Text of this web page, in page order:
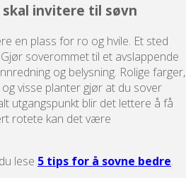
invitere til søvn
en plass for ro og hvile. Et sted
soverommet til et avslappende
og belysning. Rolige farger,
visse planter gjør at du sover
utgangspunkt blir det lettere å få
rotete kan det være
lese 5 tips for å sovne bedre.